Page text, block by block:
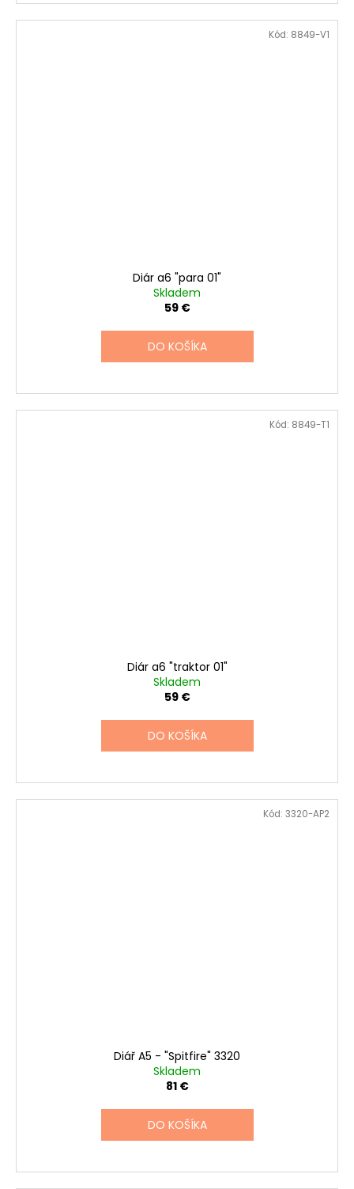
Diár a6 "para 01"
Skladem
59 €
DO KOŠÍKA
Kód: 8849-V1
Diár a6 "traktor 01"
Skladem
59 €
DO KOŠÍKA
Kód: 8849-T1
Diář A5 - "Spitfire" 3320
Skladem
81 €
DO KOŠÍKA
Kód: 3320-AP2